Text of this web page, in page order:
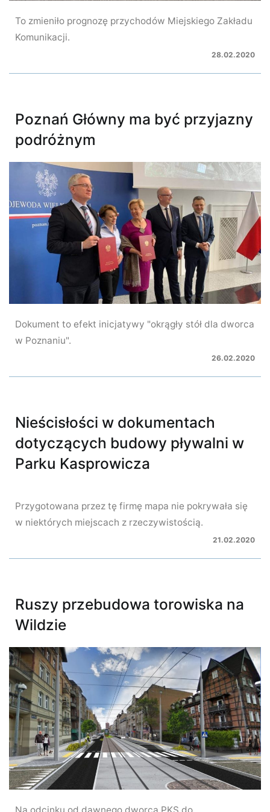
To zmieniło prognozę przychodów Miejskiego Zakładu
Komunikacji.
28.02.2020
Poznań Główny ma być przyjazny
podróżnym
Dokument to efekt inicjatywy "okrągły stół dla dworca
w Poznaniu".
26.02.2020
Nieścisłości w dokumentach
dotyczących budowy pływalni w
Parku Kasprowicza
Przygotowana przez tę firmę mapa nie pokrywała się
w niektórych miejscach z rzeczywistością.
21.02.2020
Ruszy przebudowa torowiska na
Wildzie
Na odcinku od dawnego dworca PKS do